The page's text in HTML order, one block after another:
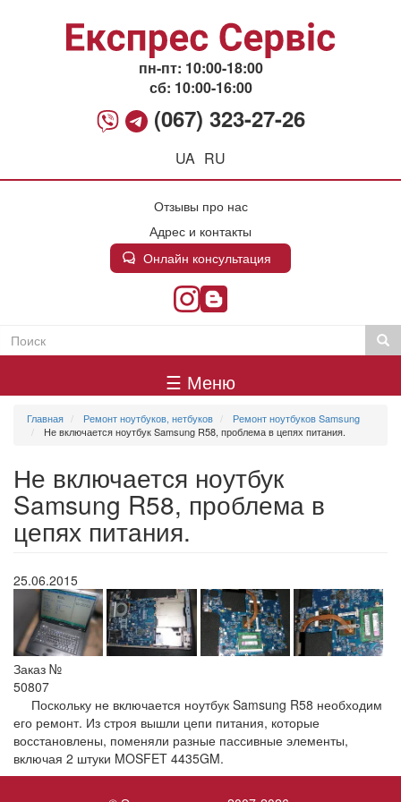
пн-пт: 10:00-18:00
сб: 10:00-16:00
(067) 323-27-26
UA RU
Отзывы про нас
Адрес и контакты
Онлайн консультация
Пошукова
Поиск
меню
☰ Меню
Главная Ремонт ноутбуков, нетбуков
Ремонт ноутбуков Samsung
Не включается ноутбук Samsung R58, проблема в цепях питания.
Не включается ноутбук
Samsung R58, проблема в
цепях питания.
25.06.2015
Заказ №
50807
Поскольку не включается ноутбук Samsung R58 необходим
его ремонт. Из строя вышли цепи питания, которые
восстановлены, поменяли разные пассивные элементы,
включая 2 штуки MOSFET 4435GM.